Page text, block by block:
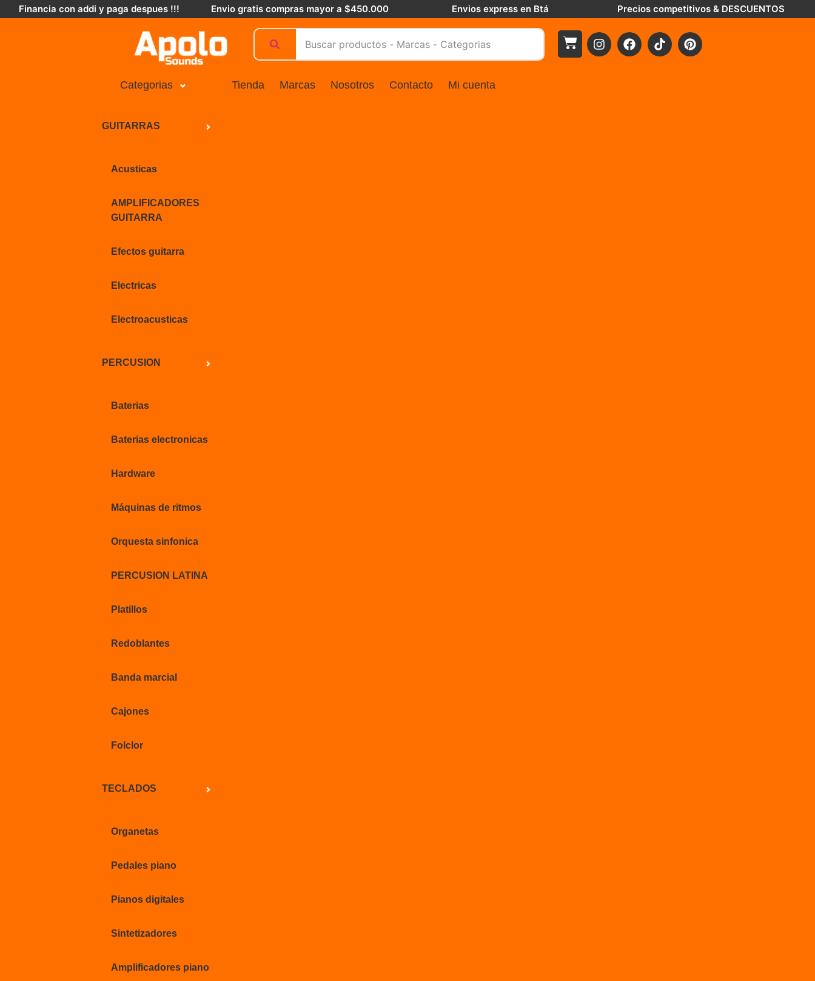
Financia con addi y paga despues !!! Envio gratis compras mayor a $450.000 Envios express en Btá Precios competitivos & DESCUENTOS
Categorias
GUITARRAS
Acusticas
AMPLIFICADORES
GUITARRA
Efectos guitarra
Electricas
Electroacusticas
PERCUSION
Baterias
Baterias electronicas
Hardware
Máquinas de ritmos
Orquesta sinfonica
PERCUSION LATINA
Platillos
Redoblantes
Banda marcial
Cajones
Folclor
TECLADOS
Organetas
Pedales piano
Pianos digitales
Sintetizadores
Amplificadores piano
Tienda Marcas Nosotros Contacto Mi cuenta